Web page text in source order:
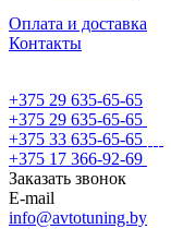
Оплата и доставка
Контакты
+375 29 635-65-65
+375 29 635-65-65
+375 33 635-65-65
+375 17 366-92-69
Заказать звонок
E-mail
info@avtotuning.by